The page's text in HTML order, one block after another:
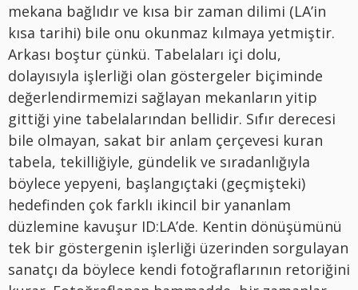
mekana bağlıdır ve kısa bir zaman dilimi (LA’in
kısa tarihi) bile onu okunmaz kılmaya yetmiştir.
Arkası boştur çünkü. Tabelaları içi dolu,
dolayısıyla işlerliği olan göstergeler biçiminde
değerlendirmemizi sağlayan mekanların yitip
gittiği yine tabelalarından bellidir. Sıfır derecesi
bile olmayan, sakat bir anlam çerçevesi kuran
tabela, tekilliğiyle, gündelik ve sıradanlığıyla
böylece yepyeni, başlangıçtaki (geçmişteki)
hedefinden çok farklı ikincil bir yananlam
düzlemine kavuşur ID:LA’de. Kentin dönüşümünü
tek bir göstergenin işlerliği üzerinden sorgulayan
sanatçı da böylece kendi fotoğraflarının retoriğini